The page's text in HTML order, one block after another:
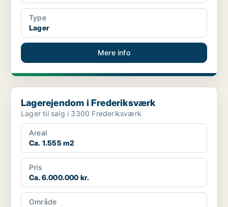
Type
Lager
Mere info
Lagerejendom i Frederiksværk
Lagerejendom i Frederiksværk
Lager til salg i 3300 Frederiksværk
Areal
Ca. 1.555 m2
Pris
Ca. 6.000.000 kr.
Område